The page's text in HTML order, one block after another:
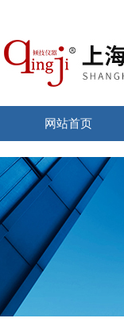
网站首页